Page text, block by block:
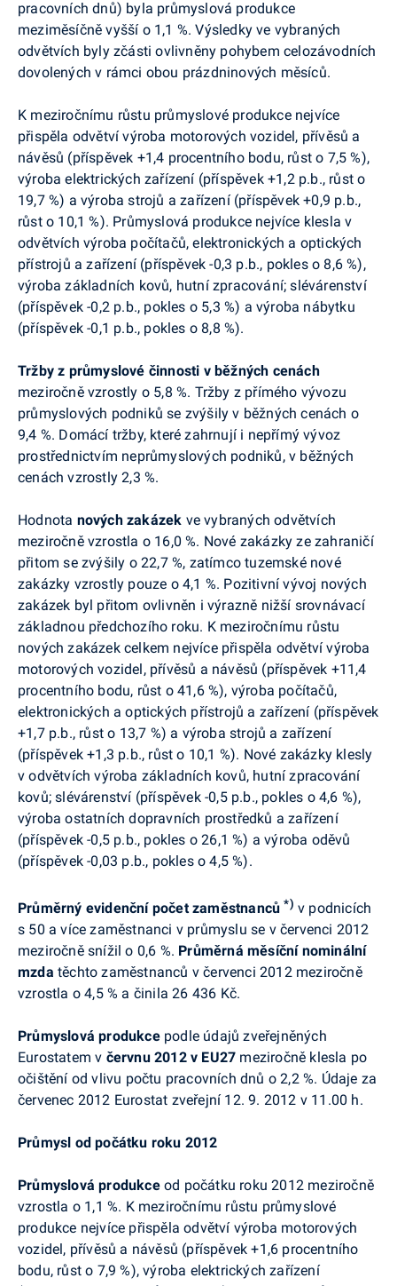
pracovních dnů) byla průmyslová produkce
meziměsíčně vyšší o 1,1 %. Výsledky ve vybraných
odvětvích byly zčásti ovlivněny pohybem celozávodních
dovolených v rámci obou prázdninových měsíců.
K meziročnímu růstu průmyslové produkce nejvíce
přispěla odvětví výroba motorových vozidel, přívěsů a
návěsů (příspěvek +1,4 procentního bodu, růst o 7,5 %),
výroba elektrických zařízení (příspěvek +1,2 p.b., růst o
19,7 %) a výroba strojů a zařízení (příspěvek +0,9 p.b.,
růst o 10,1 %). Průmyslová produkce nejvíce klesla v
odvětvích výroba počítačů, elektronických a optických
přístrojů a zařízení (příspěvek -0,3 p.b., pokles o 8,6 %),
výroba základních kovů, hutní zpracování; slévárenství
(příspěvek -0,2 p.b., pokles o 5,3 %) a výroba nábytku
(příspěvek -0,1 p.b., pokles o 8,8 %).
Tržby z průmyslové činnosti v běžných cenách
meziročně vzrostly o 5,8 %. Tržby z přímého vývozu
průmyslových podniků se zvýšily v běžných cenách o
9,4 %. Domácí tržby, které zahrnují i nepřímý vývoz
prostřednictvím neprůmyslových podniků, v běžných
cenách vzrostly 2,3 %.
Hodnota nových zakázek ve vybraných odvětvích
meziročně vzrostla o 16,0 %. Nové zakázky ze zahraničí
přitom se zvýšily o 22,7 %, zatímco tuzemské nové
zakázky vzrostly pouze o 4,1 %. Pozitivní vývoj nových
zakázek byl přitom ovlivněn i výrazně nižší srovnávací
základnou předchozího roku. K meziročnímu růstu
nových zakázek celkem nejvíce přispěla odvětví výroba
motorových vozidel, přívěsů a návěsů (příspěvek +11,4
procentního bodu, růst o 41,6 %), výroba počítačů,
elektronických a optických přístrojů a zařízení (příspěvek
+1,7 p.b., růst o 13,7 %) a výroba strojů a zařízení
(příspěvek +1,3 p.b., růst o 10,1 %). Nové zakázky klesly
v odvětvích výroba základních kovů, hutní zpracování
kovů; slévárenství (příspěvek -0,5 p.b., pokles o 4,6 %),
výroba ostatních dopravních prostředků a zařízení
(příspěvek -0,5 p.b., pokles o 26,1 %) a výroba oděvů
(příspěvek -0,03 p.b., pokles o 4,5 %).
Průměrný evidenční počet zaměstnanců *) v podnicích
s 50 a více zaměstnanci v průmyslu se v červenci 2012
meziročně snížil o 0,6 %. Průměrná měsíční nominální
mzda těchto zaměstnanců v červenci 2012 meziročně
vzrostla o 4,5 % a činila 26 436 Kč.
Průmyslová produkcepodle údajů zveřejněných
Eurostatem v červnu 2012 v EU27 meziročně klesla po
očištění od vlivu počtu pracovních dnů o2,2 %. Údaje za
červenec 2012 Eurostat zveřejní 12. 9. 2012 v 11.00 h.
Průmysl od počátku roku 2012
Průmyslová produkce od počátku roku 2012 meziročně
vzrostla o 1,1 %. K meziročnímu růstu průmyslové
produkce nejvíce přispěla odvětví výroba motorových
vozidel, přívěsů a návěsů (příspěvek +1,6 procentního
bodu, růst o 7,9 %), výroba elektrických zařízení